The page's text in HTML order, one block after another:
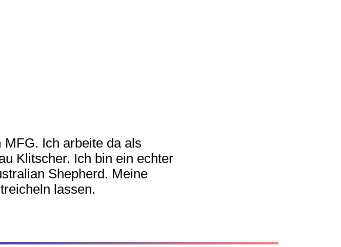
Ich arbeite da als
Klitscher. Ich bin ein echter
Shepherd. Meine
lassen.